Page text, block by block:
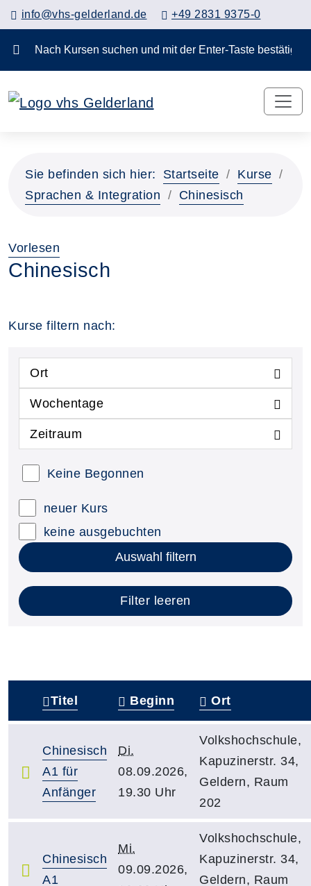
info@vhs-gelderland.de +49 2831 9375-0
Sie befinden sich hier: Startseite
Kurse
Sprachen & Integration
Chinesisch
Vorlesen
Chinesisch
Kurse filtern nach:
Ort
Wochentage
Zeitraum
Keine Begonnen
neuer Kurs
keine ausgebuchten
Auswahl filtern
Filter leeren
Titel Beginn Ort
Chinesisch
A1 für
Anfänger
Di.
08.09.2026,
19.30 Uhr
Volkshochschule,
Kapuzinerstr. 34,
Geldern, Raum
202
Chinesisch
A1
Mi.
09.09.2026,
Volkshochschule,
Kapuzinerstr. 34,
Geldern, Raum